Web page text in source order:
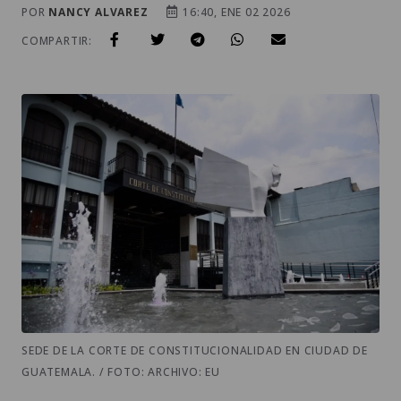
POR NANCY ALVAREZ
16:40, ENE 02 2026
COMPARTIR:
SEDE DE LA CORTE DE CONSTITUCIONALIDAD EN CIUDAD DE
GUATEMALA. / FOTO: ARCHIVO: EU